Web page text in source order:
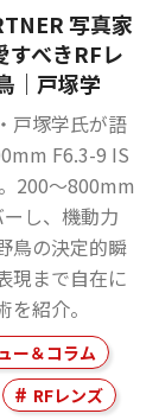
写真家
すべきRFレ
｜戸塚学
戸塚学氏が語
F6.3-9 IS
200～800mm
し、機動力
鳥の決定的瞬
現まで自在に
紹介。
ー＆コラム
RFレンズ